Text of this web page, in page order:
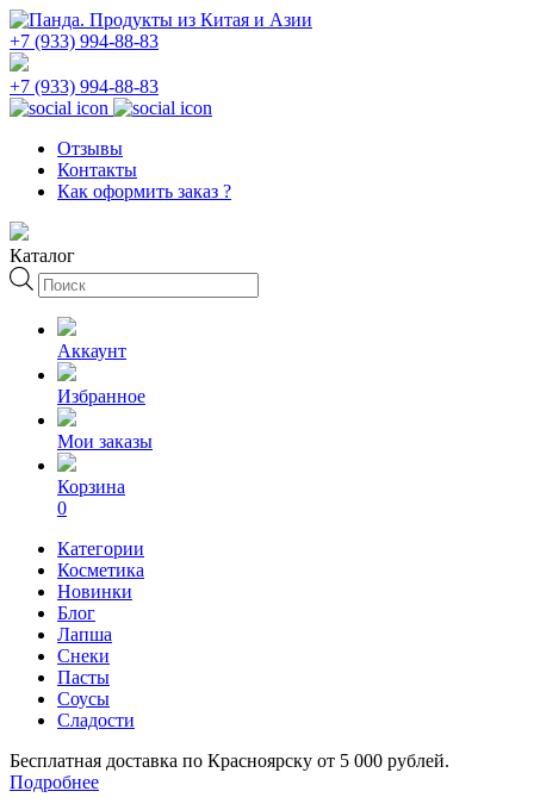
+7 (933) 994-88-83
+7 (933) 994-88-83
Отзывы
Контакты
Как оформить заказ ?
Каталог
Поиск
товаров
Аккаунт
Избранное
Мои заказы
Корзина
0
Категории
Косметика
Новинки
Блог
Лапша
Снеки
Пасты
Соусы
Сладости
Бесплатная доставка по Красноярску от 5 000 рублей.
Подробнее